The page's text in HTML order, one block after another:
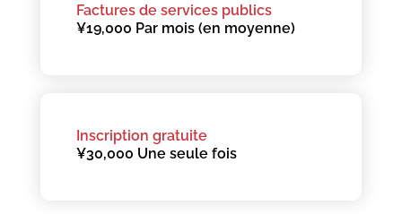
Factures de services publics
¥19,000 Par mois (en moyenne)
Inscription gratuite
¥30,000 Une seule fois